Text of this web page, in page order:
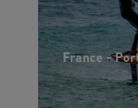
France -